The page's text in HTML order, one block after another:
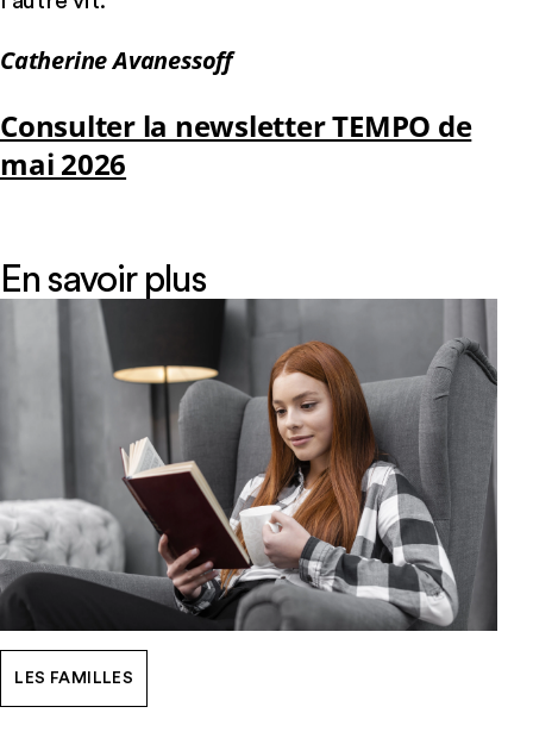
Catherine Avanessoff
Consulter la newsletter TEMPO de
mai 2026
En savoir plus
LES FAMILLES